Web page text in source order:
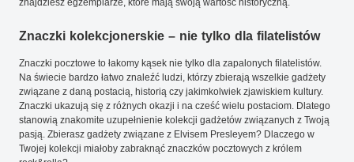
Znaczki kolekcjonerskie – nie tylko dla filatelistów
Znaczki pocztowe to łakomy kąsek nie tylko dla zapalonych filatelistów.
Na świecie bardzo łatwo znaleźć ludzi, którzy zbierają wszelkie gadżety
związane z daną postacią, historią czy jakimkolwiek zjawiskiem kultury.
Znaczki ukazują się z różnych okazji i na cześć wielu postaciom. Dlatego
stanowią znakomite uzupełnienie kolekcji gadżetów związanych z Twoją
pasją. Zbierasz gadżety związane z Elvisem Presleyem? Dlaczego w
Twojej kolekcji miałoby zabraknąć znaczków pocztowych z królem